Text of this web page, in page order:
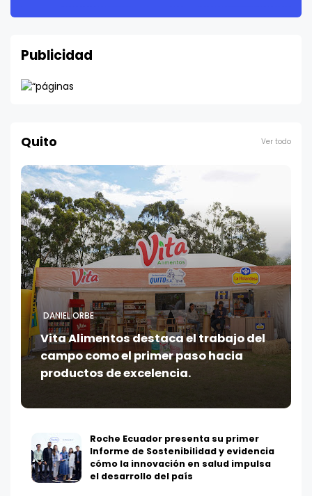
Publicidad
Quito Ver todo
DANIEL ORBE
Vita Alimentos destaca el trabajo del
campo como el primer paso hacia
productos de excelencia.
Roche Ecuador presenta su primer
Informe de Sostenibilidad y evidencia
cómo la innovación en salud impulsa
el desarrollo del país